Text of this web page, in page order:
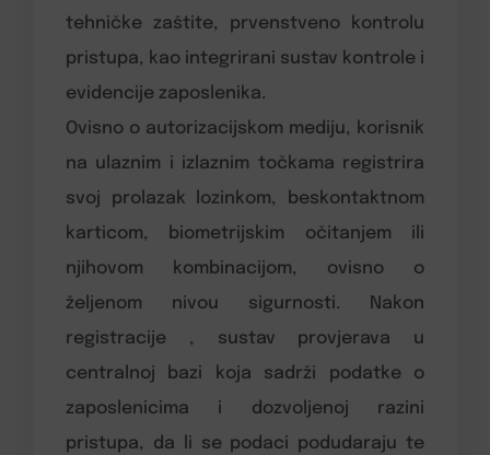
tehničke zaštite, prvenstveno kontrolu
pristupa, kao integrirani sustav kontrole i
evidencije zaposlenika.
Ovisno o autorizacijskom mediju, korisnik
na ulaznim i izlaznim točkama registrira
svoj prolazak lozinkom, beskontaktnom
karticom, biometrijskim očitanjem ili
njihovom kombinacijom, ovisno o
željenom nivou sigurnosti. Nakon
registracije , sustav provjerava u
centralnoj bazi koja sadrži podatke o
zaposlenicima i dozvoljenoj razini
pristupa, da li se podaci podudaraju te